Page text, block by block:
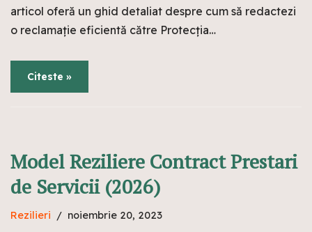
articol oferă un ghid detaliat despre cum să redactezi
o reclamație eficientă către Protecția…
Citeste »
Model Reziliere Contract Prestari
de Servicii (2026)
Rezilieri noiembrie 20, 2023